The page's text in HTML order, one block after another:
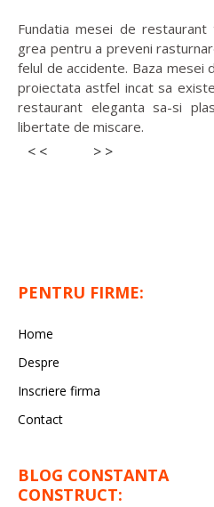
Fundatia mesei de
grea pentru a preveni
felul de accidente. Baza
proiectata astfel incat sa
restaurant eleganta sa-si
libertate de miscare.
< < > >
PENTRU FIRME:
Home
Despre
Inscriere firma
Contact
BLOG CONSTANTA
CONSTRUCT: